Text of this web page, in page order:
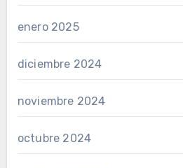
enero 2025
diciembre 2024
noviembre 2024
octubre 2024